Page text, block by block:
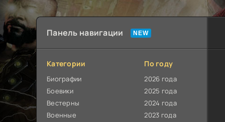
Панель навигации
Категории
Биографии
Боевики
Вестерны
Военные
По году
2026 года
2025 года
2024 года
2023 года